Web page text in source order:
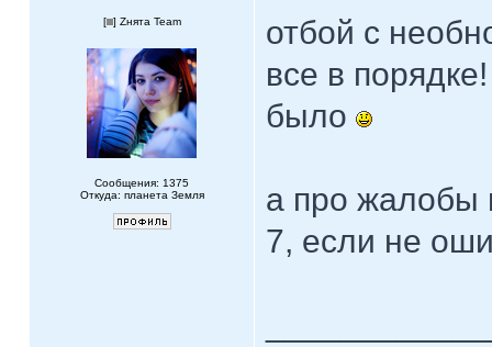
[ ] Zнята Team
Сообщения: 1375
Откуда: планета Земля
отбой с
все в
было
а про жалобы
7, если не